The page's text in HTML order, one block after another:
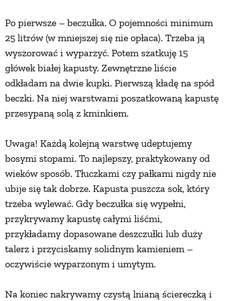
Po pierwsze – beczułka. O pojemności minimum
25 litrów (w mniejszej się nie opłaca). Trzeba ją
wyszorować i wyparzyć. Potem szatkuję 15
główek białej kapusty. Zewnętrzne liście
odkładam na dwie kupki. Pierwszą kładę na spód
beczki. Na niej warstwami poszatkowaną kapustę
przesypaną solą z kminkiem.
Uwaga! Każdą kolejną warstwę udeptujemy
bosymi stopami. To najlepszy, praktykowany od
wieków sposób. Tłuczkami czy pałkami nigdy nie
ubije się tak dobrze. Kapusta puszcza sok, który
trzeba wylewać. Gdy beczułka się wypełni,
przykrywamy kapustę całymi liśćmi,
przykładamy dopasowane deszczułki lub duży
talerz i przyciskamy solidnym kamieniem –
oczywiście wyparzonym i umytym.
Na koniec nakrywamy czystą lnianą ściereczką i